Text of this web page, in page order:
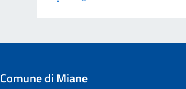
Comune di Miane